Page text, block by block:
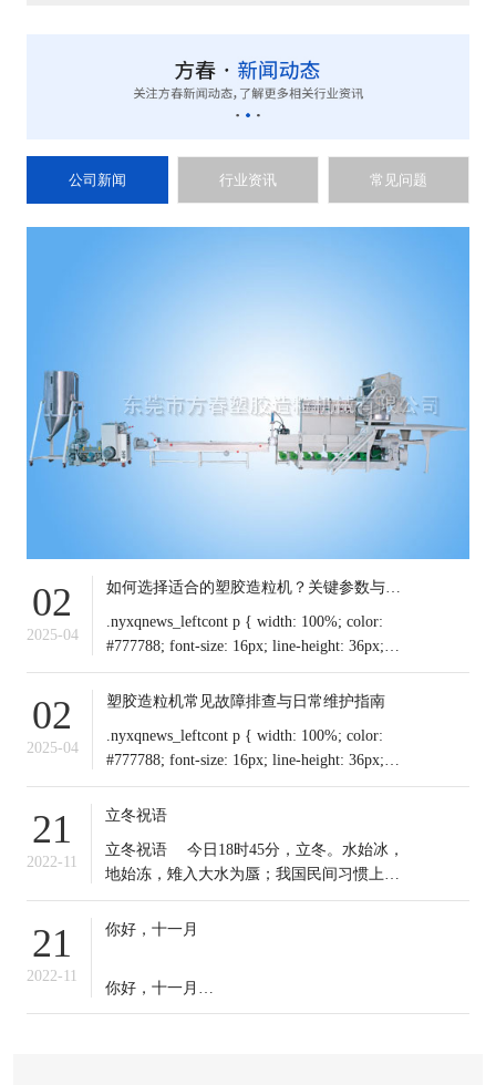
公司新闻 行业资讯 常见问题
02
2025-04
如何选择适合的塑胶造粒机？关键参数与行业应用解析
.nyxqnews_leftcont p { width: 100%; color:
#777788; font-size: 16px; line-height: 36px;
text-indent: 0em !important; mar
02
2025-04
塑胶造粒机常见故障排查与日常维护指南
.nyxqnews_leftcont p { width: 100%; color:
#777788; font-size: 16px; line-height: 36px;
text-indent: 0em !important; mar
21
2022-11
立冬祝语
​立冬祝语 今日18时45分，立冬。水始冰，
地始冻，雉入大水为蜃；我国民间习惯上把
这一天作为冬季之始；冬天到来，今日起我
们应保证充足睡眠，多晒太阳，适时锻炼，
子碗，冻掉耳朵没人管”的说法。你那里立冬
吃啥？冬天来了，
21
2022-11
你好，十一月
你好，十一月